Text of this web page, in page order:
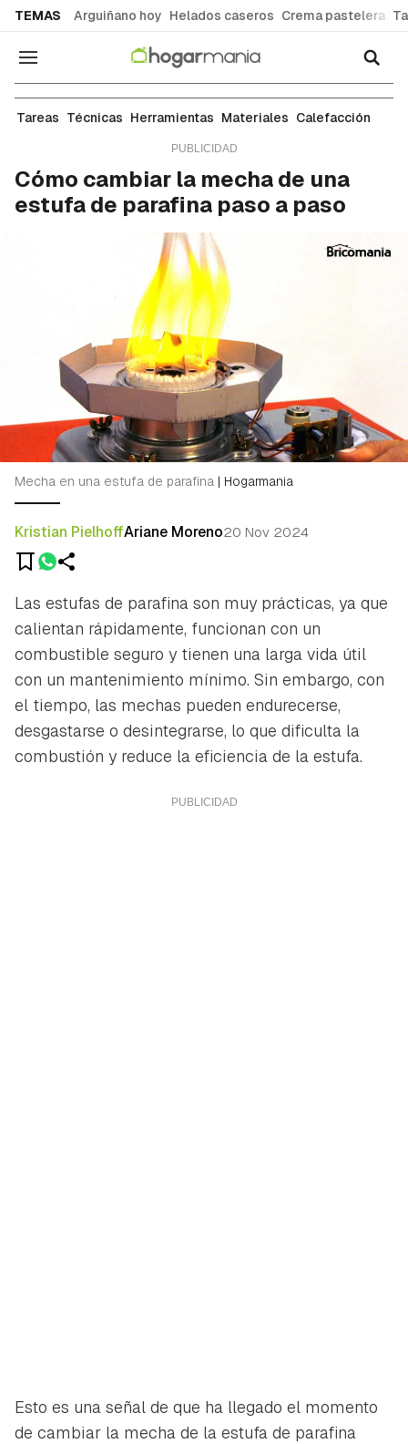
TEMAS Arguiñano hoy Helados caseros Crema pastelera
Navegación
Técnicas de bricolaje
Tareas Técnicas Herramientas Materiales Calefacción
Cómo cambiar la mecha de una
estufa de parafina paso a paso
Mecha en una estufa de parafina | Hogarmania
Kristian PielhoffAriane Moreno20 Nov 2024
Las estufas de parafina son muy prácticas, ya que
calientan rápidamente, funcionan con un
combustible seguro y tienen una larga vida útil
con un mantenimiento mínimo. Sin embargo, con
el tiempo, las mechas pueden endurecerse,
desgastarse o desintegrarse, lo que dificulta la
combustión y reduce la eficiencia de la estufa.
Esto es una señal de que ha llegado el momento
de cambiar la mecha de la estufa de parafina